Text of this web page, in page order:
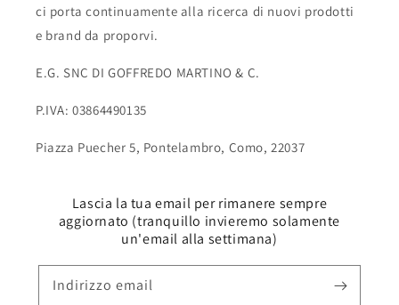
ci porta continuamente alla ricerca di nuovi prodotti
e brand da proporvi.
E.G. SNC DI GOFFREDO MARTINO & C.
P.IVA: 03864490135
Piazza Puecher 5, Pontelambro, Como, 22037
Lascia la tua email per rimanere sempre
aggiornato (tranquillo invieremo solamente
un'email alla settimana)
Indirizzo email